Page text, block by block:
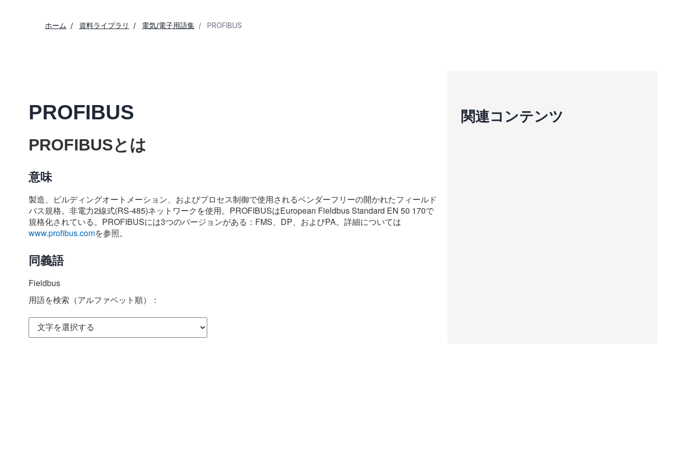
ホーム 資料ライブラリ 電気/電子用語集 PROFIBUS
PROFIBUS
PROFIBUSとは
意味
製造、ビルディングオートメーション、およびプロセス制御で使用されるベンダーフリーの開かれたフィールド
バス規格。非電力2線式(RS-485)ネットワークを使用。PROFIBUSはEuropean Fieldbus Standard EN 50 170で
規格化されている。PROFIBUSには3つのバージョンがある：FMS、DP、およびPA。詳細については
www.profibus.comを参照。
同義語
Fieldbus
用語を検索（アルファベット順）：
関連コンテンツ